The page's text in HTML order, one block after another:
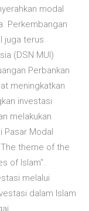
modal
Perkembangan
juga terus
(DSN MUI)
Perbankan
meningkatkan
investasi
melakukan
Modal
theme of the
of Islam".
melalui
dalam Islam